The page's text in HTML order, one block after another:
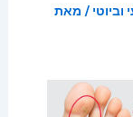
וביוטי / מאת